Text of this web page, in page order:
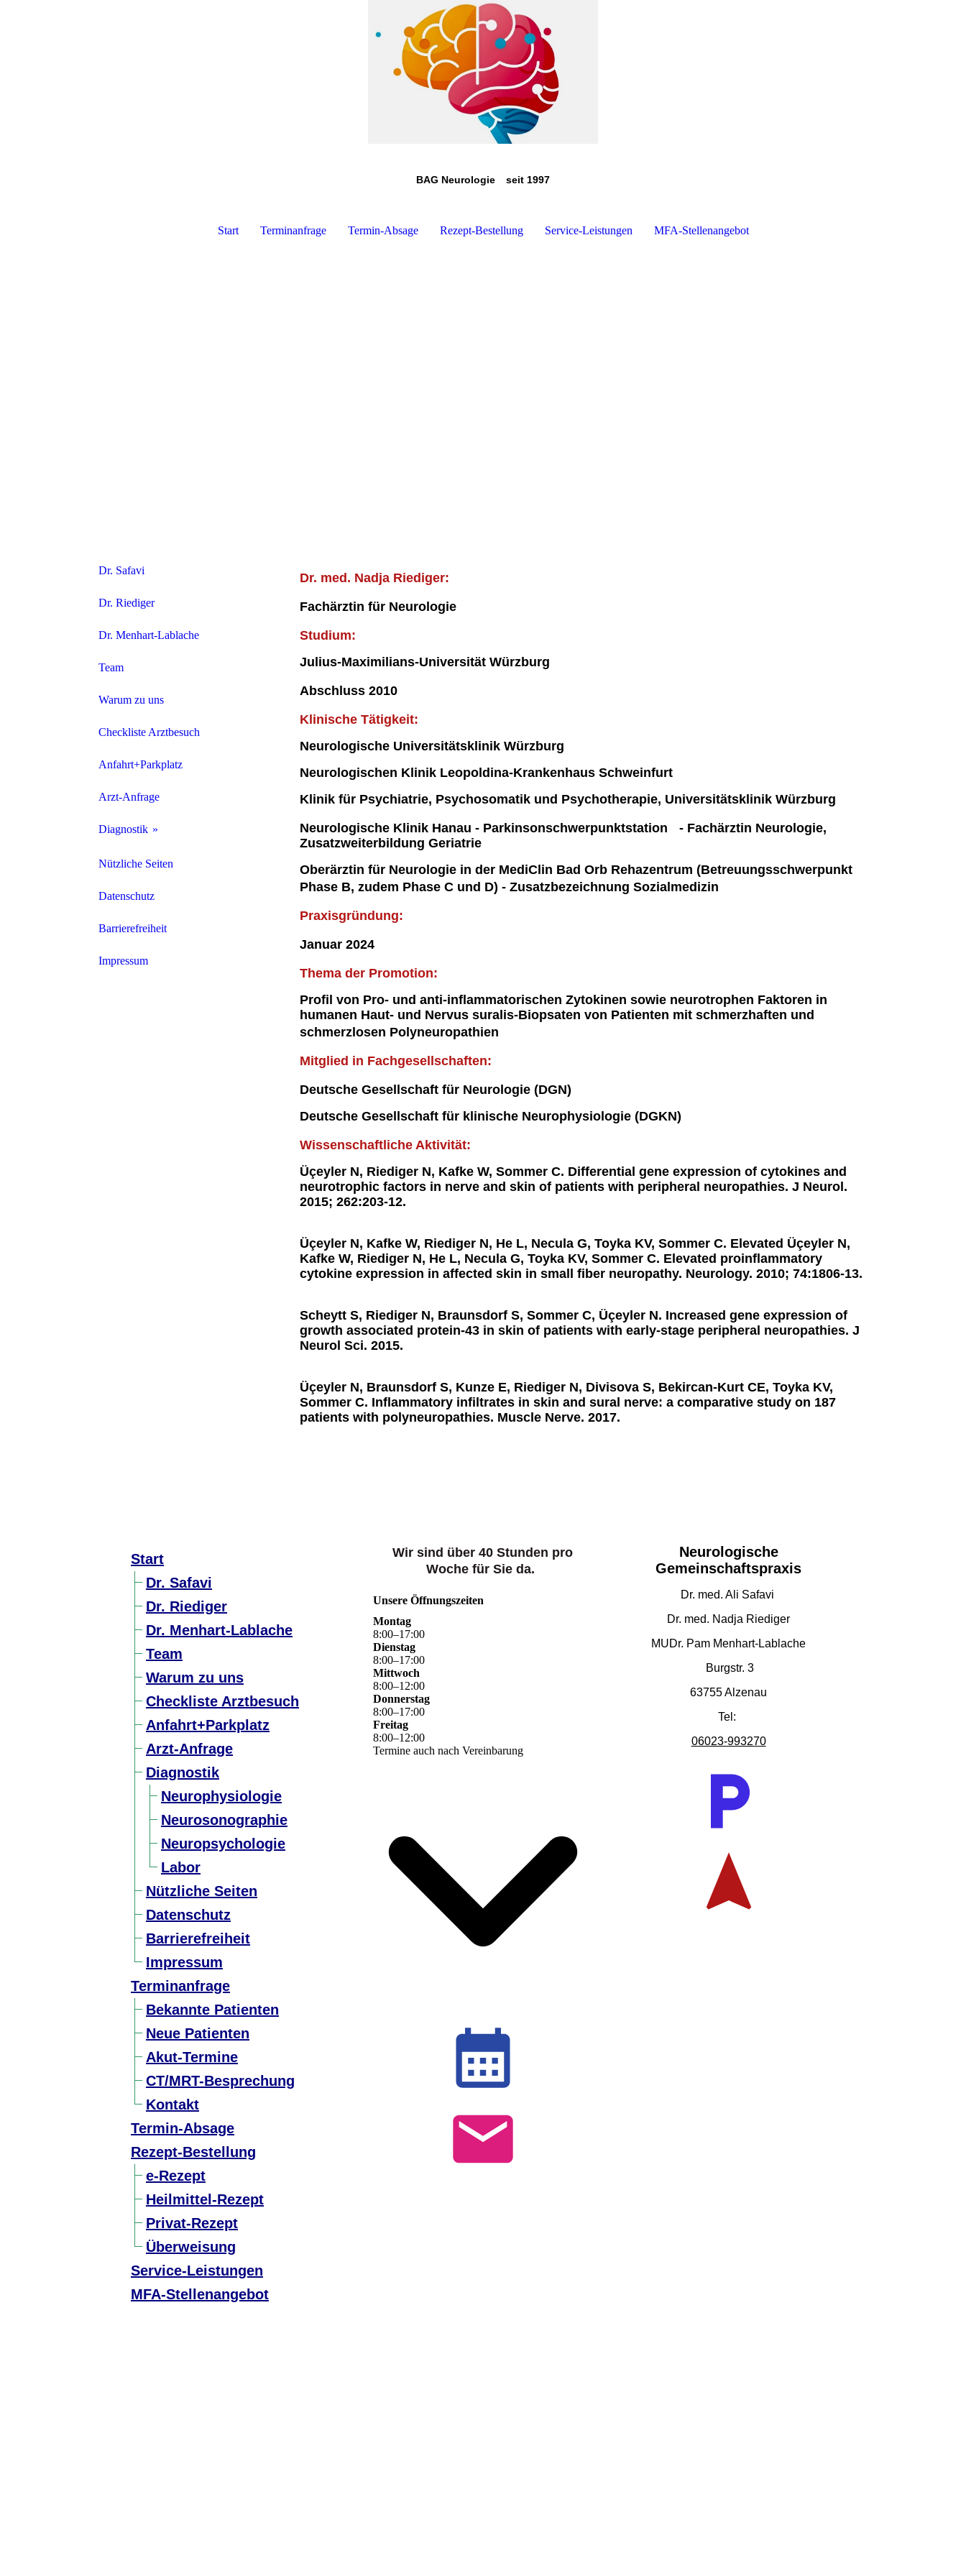
BAG Neurologie seit 1997
Start Terminanfrage Termin-Absage Rezept-Bestellung Service-Leistungen MFA-Stellenangebot
Dr. Safavi
Dr. Riediger
Dr. Menhart-Lablache
Team
Warum zu uns
Checkliste Arztbesuch
Anfahrt+Parkplatz
Arzt-Anfrage
Diagnostik
Neurophysiologie
Neurosonographie
Neuropsychologie
Labor
Nützliche Seiten
Datenschutz
Barrierefreiheit
Impressum
Dr. med. Nadja Riediger:
Fachärztin für Neurologie
Studium:
Julius-Maximilians-Universität Würzburg
Abschluss 2010
Klinische Tätigkeit:
Neurologische Universitätsklinik Würzburg
Neurologischen Klinik Leopoldina-Krankenhaus Schweinfurt
Klinik für Psychiatrie, Psychosomatik und Psychotherapie, Universitätsklinik Würzburg
Neurologische Klinik Hanau - Parkinsonschwerpunktstation - Fachärztin Neurologie,
Zusatzweiterbildung Geriatrie
Oberärztin für Neurologie in der MediClin Bad Orb Rehazentrum (Betreuungsschwerpunkt
Phase B, zudem Phase C und D) - Zusatzbezeichnung Sozialmedizin
Praxisgründung:
Januar 2024
Thema der Promotion:
Profil von Pro- und anti-inflammatorischen Zytokinen sowie neurotrophen Faktoren in
humanen Haut- und Nervus suralis-Biopsaten von Patienten mit schmerzhaften und
schmerzlosen Polyneuropathien
Mitglied in Fachgesellschaften:
Deutsche Gesellschaft für Neurologie (DGN)
Deutsche Gesellschaft für klinische Neurophysiologie (DGKN)
Wissenschaftliche Aktivität:
Üçeyler N, Riediger N, Kafke W, Sommer C. Differential gene expression of cytokines and
neurotrophic factors in nerve and skin of patients with peripheral neuropathies. J Neurol.
2015; 262:203-12.
Üçeyler N, Kafke W, Riediger N, He L, Necula G, Toyka KV, Sommer C. Elevated Üçeyler N,
Kafke W, Riediger N, He L, Necula G, Toyka KV, Sommer C. Elevated proinflammatory
cytokine expression in affected skin in small fiber neuropathy. Neurology. 2010; 74:1806-13.
Scheytt S, Riediger N, Braunsdorf S, Sommer C, Üçeyler N. Increased gene expression of
growth associated protein-43 in skin of patients with early-stage peripheral neuropathies. J
Neurol Sci. 2015.
Üçeyler N, Braunsdorf S, Kunze E, Riediger N, Divisova S, Bekircan-Kurt CE, Toyka KV,
Sommer C. Inflammatory infiltrates in skin and sural nerve: a comparative study on 187
patients with polyneuropathies. Muscle Nerve. 2017.
Start
Dr. Safavi
Dr. Riediger
Dr. Menhart-Lablache
Team
Warum zu uns
Checkliste Arztbesuch
Anfahrt+Parkplatz
Arzt-Anfrage
Diagnostik
Neurophysiologie
Neurosonographie
Neuropsychologie
Labor
Nützliche Seiten
Datenschutz
Barrierefreiheit
Impressum
Terminanfrage
Bekannte Patienten
Neue Patienten
Akut-Termine
CT/MRT-Besprechung
Kontakt
Termin-Absage
Rezept-Bestellung
e-Rezept
Heilmittel-Rezept
Privat-Rezept
Überweisung
Service-Leistungen
MFA-Stellenangebot
Wir sind über 40 Stunden pro
Woche für Sie da.
Unsere Öffnungszeiten
Montag
8:00–17:00
Dienstag
8:00–17:00
Mittwoch
8:00–12:00
Donnerstag
8:00–17:00
Freitag
8:00–12:00
Termine auch nach Vereinbarung
Neurologische
Gemeinschaftspraxis
Dr. med. Ali Safavi
Dr. med. Nadja Riediger
MUDr. Pam Menhart-Lablache
Burgstr. 3
63755 Alzenau
Tel:
06023-993270